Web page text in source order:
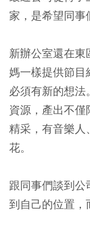
家，是希望同事
新辦公室還在東
媽一樣提供節目
必須有新的想法
資源，產出不僅
精采，有音樂人
花。
跟同事們談到
到自己的位置，